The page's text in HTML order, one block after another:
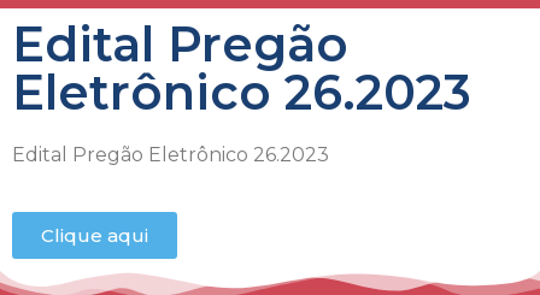
Edital Pregão
Eletrônico 26.2023
Edital Pregão Eletrônico 26.2023
Clique aqui